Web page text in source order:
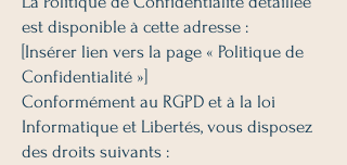
est disponible à cette adresse :
[Insérer lien vers la page « Politique de
Confidentialité »]
Conformément au RGPD et à la loi
Informatique et Libertés, vous disposez
des droits suivants :